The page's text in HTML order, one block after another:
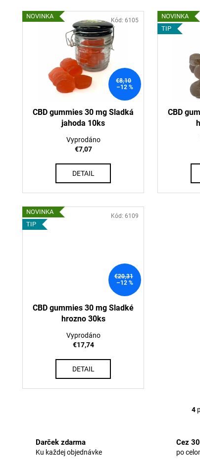
V
ý
NOVINKA
€8,10
–12 %
CBD gummies 30 mg Sladká
jahoda 10ks
Vyprodáno
€7,07
DETAIL
Kód:6105
NOVINKA
TIP
CBD
NOVINKA
TIP
€20,31
–12 %
CBD gummies 30 mg Sladké
hrozno 30ks
Vyprodáno
€17,74
DETAIL
Kód:6109
4
Darček zdarma
Ku každej objednávke
Cez
po